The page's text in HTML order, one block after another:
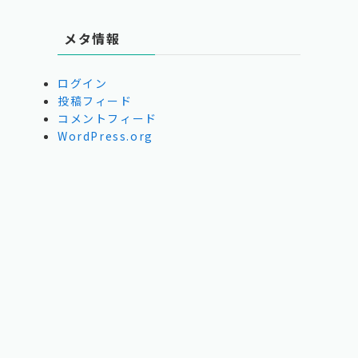
メタ情報
ログイン
投稿フィード
コメントフィード
WordPress.org